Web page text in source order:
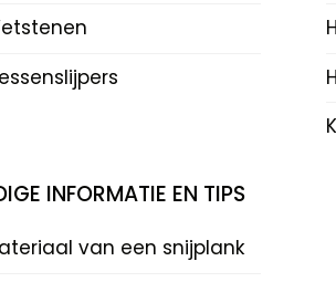
INFORMATIE EN TIPS
van een snijplank